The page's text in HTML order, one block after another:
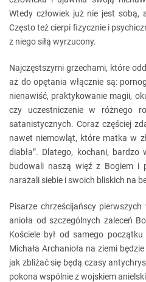
Wtedy człowiek już nie jest sobą,
Często też cierpi fizycznie i
z niego siłą wyrzucony.
Najczęstszymi grzechami, które
aż do opętania włącznie są:
nienawiść, praktykowanie magii,
czy uczestniczenie w różnego
satanistycznych. Coraz częściej
nawet niemowląt, które matka w
diabła”. Dlatego, kochani,
budowali naszą więź z Bogiem i
narażali siebie i swoich bliskich na
Pisarze chrześcijańscy
anioła od szczególnych zaleceń
Kościele był od samego
Michała Archanioła na ziemi
jak zbliżać się będą czasy
pokona wspólnie z wojskiem